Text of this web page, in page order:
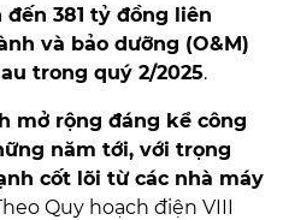
381 tỷ đồng liên
và bảo dưỡng (O&M)
trong quý 2/2025.
mở rộng đáng kể công
năm tới, với trọng
cốt lõi từ các nhà máy
Quy hoạch điện VIII